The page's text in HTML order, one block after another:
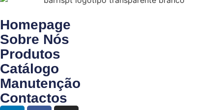
Homepage
Sobre Nós
Produtos
Catálogo
Manutenção
Contactos